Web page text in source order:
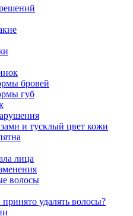
бровей
губ
и тусклый цвет кожи
лица
волосы
удалять волосы?